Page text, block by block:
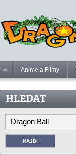
Anime a Filmy